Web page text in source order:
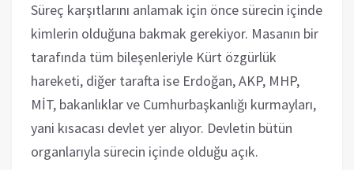
Süreç karşıtlarını anlamak için önce sürecin içinde
kimlerin olduğuna bakmak gerekiyor. Masanın bir
tarafında tüm bileşenleriyle Kürt özgürlük
hareketi, diğer tarafta ise Erdoğan, AKP, MHP,
MİT, bakanlıklar ve Cumhurbaşkanlığı kurmayları,
yani kısacası devlet yer alıyor. Devletin bütün
organlarıyla sürecin içinde olduğu açık.